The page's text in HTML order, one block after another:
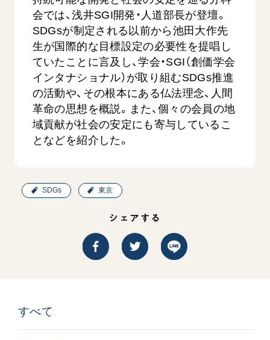
創価学会の三代会長
初代会長・牧口常三郎先生
第2代会長・戸田城聖先生
第3代会長・池田大作先生
年間の活動について
友人葬
彼岸
人道支援
展示活動
教育本部の活動
図書贈呈
創価学会 会則
創価学会 社会憲章
組織・機構
会長・理事長・各部長の紹介
沿革
略年表
入会について
会員サポート
座談会御書ｅ講義
小説『新・人間革命』『人間革命』要旨
御書検索［新版］
関連リンク
創価学会総本部
墓地公園・納骨堂
聖教電子版
聖教ブックストア
SGIピースサイト
ご意見
ご利用にあたって
SOKA PICKS
会では、浅井SGI開発・人道部長が登壇。
SDGsが制定される以前から池田大作先
生が国際的な目標設定の必要性を提唱し
ていたことに言及し、学会・SGI（創価学会
インタナショナル）が取り組むSDGs推進
の活動や、その根本にある仏法理念、人間
革命の思想を概説。また、個々の会員の地
域貢献が社会の安定にも寄与しているこ
となどを紹介した。
SDGs 東京
シェアする
すべて